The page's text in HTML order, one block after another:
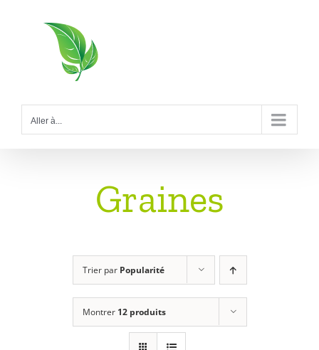
Aller à...
Graines
Trier par Popularité
Montrer 12 produits